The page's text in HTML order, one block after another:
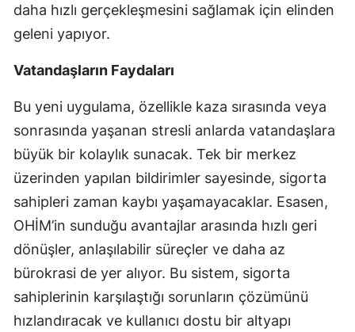
daha hızlı gerçekleşmesini sağlamak için elinden
geleni yapıyor.
Vatandaşların Faydaları
Bu yeni uygulama, özellikle kaza sırasında veya
sonrasında yaşanan stresli anlarda vatandaşlara
büyük bir kolaylık sunacak. Tek bir merkez
üzerinden yapılan bildirimler sayesinde, sigorta
sahipleri zaman kaybı yaşamayacaklar. Esasen,
OHİM’in sunduğu avantajlar arasında hızlı geri
dönüşler, anlaşılabilir süreçler ve daha az
bürokrasi de yer alıyor. Bu sistem, sigorta
sahiplerinin karşılaştığı sorunların çözümünü
hızlandıracak ve kullanıcı dostu bir altyapı